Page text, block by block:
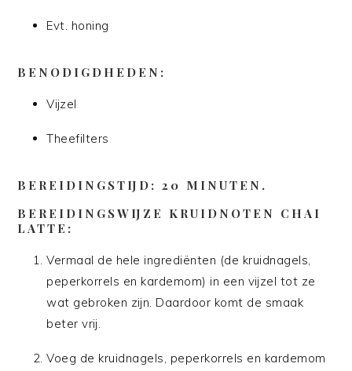
Evt. honing
BENODIGDHEDEN:
Vijzel
Theefilters
BEREIDINGSTIJD: 20 MINUTEN.
BEREIDINGSWIJZE KRUIDNOTEN CHAI
LATTE:
Vermaal de hele ingrediënten (de kruidnagels,
peperkorrels en kardemom) in een vijzel tot ze
wat gebroken zijn. Daardoor komt de smaak
beter vrij.
Voeg de kruidnagels, peperkorrels en kardemom